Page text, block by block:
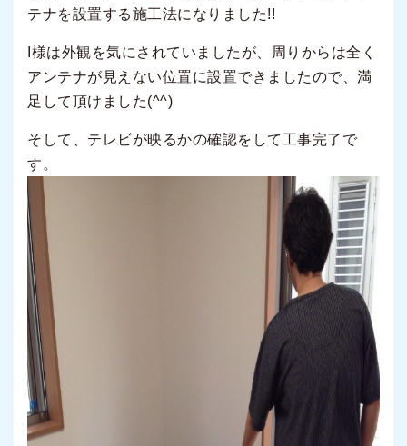
テナを設置する施工法になりました!!
I様は外観を気にされていましたが、周りからは全く
アンテナが見えない位置に設置できましたので、満
足して頂けました(^^)
そして、テレビが映るかの確認をして工事完了で
す。